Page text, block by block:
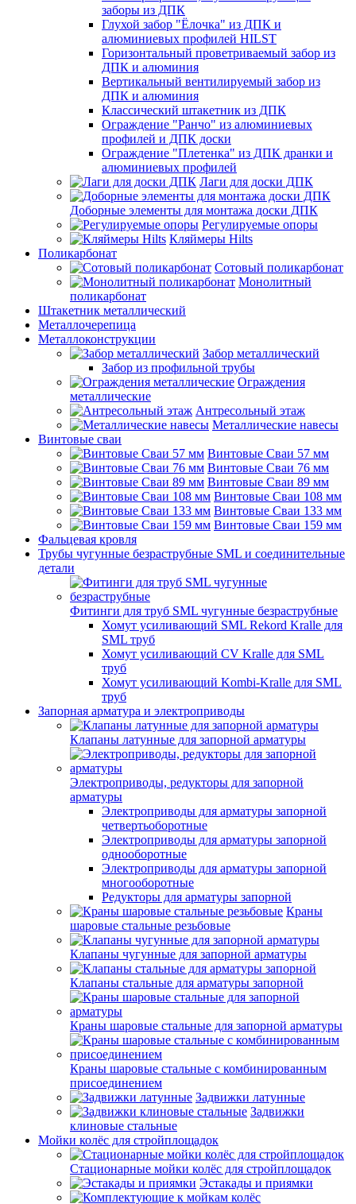
заборы из ДПК
Глухой забор "Ёлочка" из ДПК и
алюминиевых профилей HILST
Горизонтальный проветриваемый забор из
ДПК и алюминия
Вертикальный вентилируемый забор из
ДПК и алюминия
Классический штакетник из ДПК
Ограждение "Ранчо" из алюминиевых
профилей и ДПК доски
Ограждение "Плетенка" из ДПК дранки и
алюминиевых профилей
Лаги для доски ДПК
Доборные элементы для монтажа доски ДПК
Регулируемые опоры
Кляймеры Hilts
Поликарбонат
Сотовый поликарбонат
Монолитный
поликарбонат
Штакетник металлический
Металлочерепица
Металлоконструкции
Забор металлический
Забор из профильной трубы
Ограждения
металлические
Антресольный этаж
Металлические навесы
Винтовые сваи
Винтовые Сваи 57 мм
Винтовые Сваи 76 мм
Винтовые Сваи 89 мм
Винтовые Сваи 108 мм
Винтовые Сваи 133 мм
Винтовые Сваи 159 мм
Фальцевая кровля
Трубы чугунные безраструбные SML и соединительные
детали
Фитинги для труб SML чугунные безраструбные
Хомут усиливающий SML Rekord Kralle для
SML труб
Хомут усиливающий CV Kralle для SML
труб
Хомут усиливающий Kombi-Kralle для SML
труб
Запорная арматура и электроприводы
Клапаны латунные для запорной арматуры
Электроприводы, редукторы для запорной
арматуры
Электроприводы для арматуры запорной
четвертьоборотные
Электроприводы для арматуры запорной
однооборотные
Электроприводы для арматуры запорной
многооборотные
Редукторы для арматуры запорной
Краны
шаровые стальные резьбовые
Клапаны чугунные для запорной арматуры
Клапаны стальные для арматуры запорной
Краны шаровые стальные для запорной арматуры
Краны шаровые стальные с комбинированным
присоединением
Задвижки латунные
Задвижки
клиновые стальные
Мойки колёс для стройплощадок
Стационарные мойки колёс для стройплощадок
Эстакады и приямки